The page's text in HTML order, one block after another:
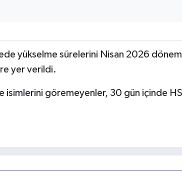
yükselme sürelerini Nisan 2026
yer verildi.
isimlerini göremeyenler, 30 gün içinde